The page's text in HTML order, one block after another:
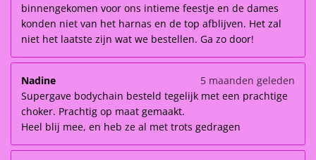
binnengekomen voor ons intieme feestje en de dames
konden niet van het harnas en de top afblijven. Het zal
niet het laatste zijn wat we bestellen. Ga zo door!
Nadine
5 maanden geleden
Supergave bodychain besteld tegelijk met een prachtige
choker. Prachtig op maat gemaakt.
Heel blij mee, en heb ze al met trots gedragen